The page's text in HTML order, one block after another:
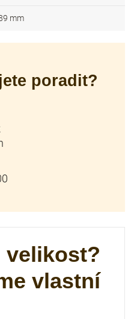
mm
poradit?
velikost?
vlastní